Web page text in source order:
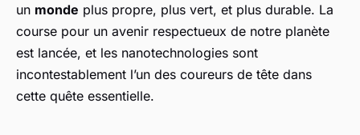
un monde plus propre, plus vert, et plus durable. La
course pour un avenir respectueux de notre planète
est lancée, et les nanotechnologies sont
incontestablement l’un des coureurs de tête dans
cette quête essentielle.